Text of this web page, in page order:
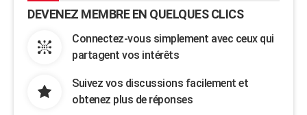
DEVENEZ MEMBRE EN QUELQUES CLICS
Connectez-vous simplement avec ceux qui
partagent vos intérêts
Suivez vos discussions facilement et
obtenez plus de réponses